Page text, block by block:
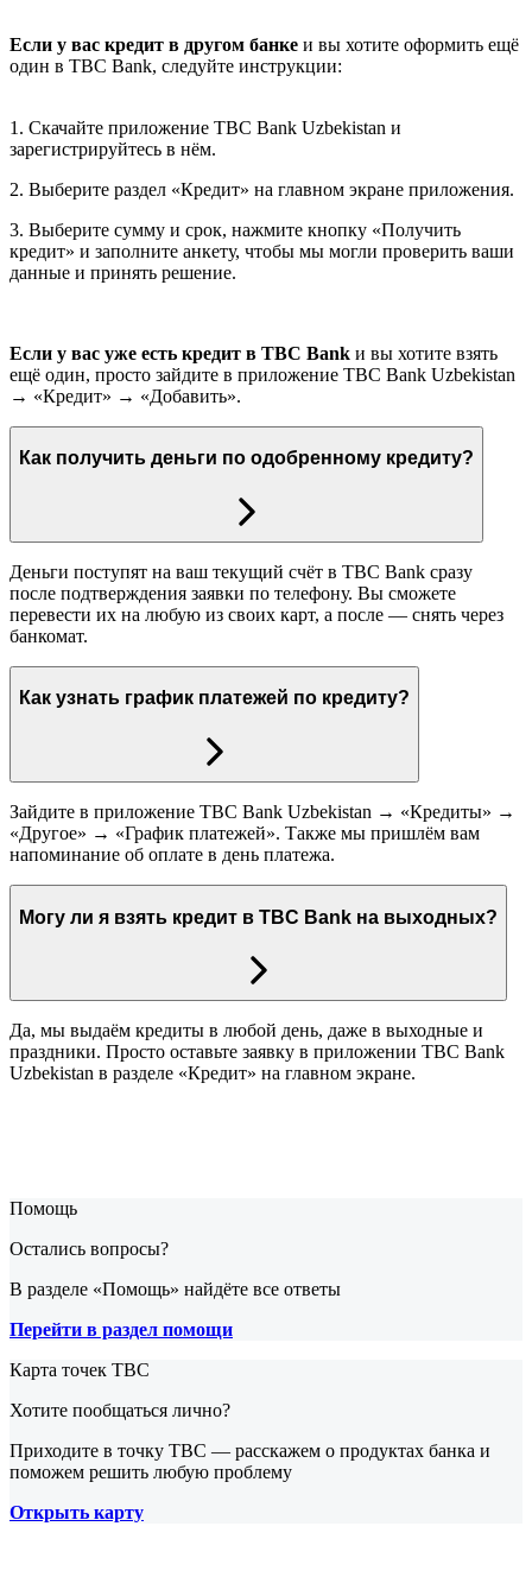
Если у вас кредит в другом банке и вы хотите оформить ещё
один в TBC Bank, следуйте инструкции:
1. Скачайте приложение TBC Bank Uzbekistan и
зарегистрируйтесь в нём.
2. Выберите раздел «Кредит» на главном экране приложения.
3. Выберите сумму и срок, нажмите кнопку «Получить
кредит» и заполните анкету, чтобы мы могли проверить ваши
данные и принять решение.
Если у вас уже есть кредит в ТВС Bank и вы хотите взять
ещё один, просто зайдите в приложение TBC Bank Uzbekistan
→ «Кредит» → «Добавить».
Как получить деньги по одобренному кредиту?
Деньги поступят на ваш текущий счёт в TBC Bank сразу
после подтверждения заявки по телефону. Вы сможете
перевести их на любую из своих карт, а после — снять через
банкомат.
Как узнать график платежей по кредиту?
Зайдите в приложение TBC Bank Uzbekistan → «Кредиты» →
«Другое» → «График платежей». Также мы пришлём вам
напоминание об оплате в день платежа.
Могу ли я взять кредит в TBC Bank на выходных?
Да, мы выдаём кредиты в любой день, даже в выходные и
праздники. Просто оставьте заявку в приложении TBC Bank
Uzbekistan в разделе «Кредит» на главном экране.
Помощь
Остались вопросы?
В разделе «Помощь» найдёте все ответы
Перейти в раздел помощи
Карта точек TBC
Хотите пообщаться лично?
Приходите в точку TBC — расскажем о продуктах банка и
поможем решить любую проблему
Открыть карту